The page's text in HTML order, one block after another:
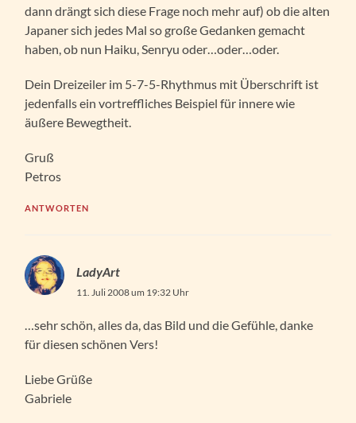
dann drängt sich diese Frage noch mehr auf) ob die alten
Japaner sich jedes Mal so große Gedanken gemacht
haben, ob nun Haiku, Senryu oder…oder…oder.
Dein Dreizeiler im 5-7-5-Rhythmus mit Überschrift ist
jedenfalls ein vortreffliches Beispiel für innere wie
äußere Bewegtheit.
Gruß
Petros
ANTWORTEN
LadyArt
11. Juli 2008 um 19:32 Uhr
…sehr schön, alles da, das Bild und die Gefühle, danke
für diesen schönen Vers!
Liebe Grüße
Gabriele